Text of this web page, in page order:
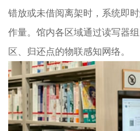
错放或未借阅离架时，系统即
作量。馆内各区域通过读写器
区、归还点的物联感知网络。